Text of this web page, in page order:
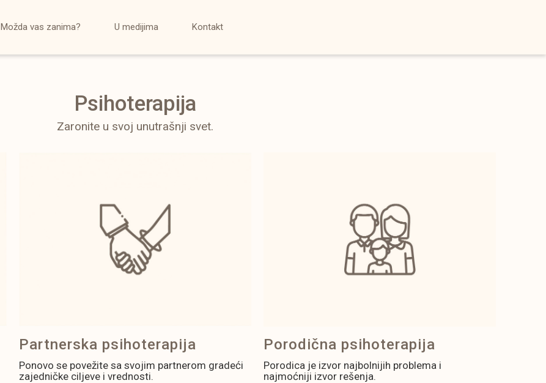
Možda vas zanima? U medijima Kontakt
Psihoterapija
Zaronite u svoj unutrašnji svet.
Partnerska psihoterapija
Ponovo se povežite sa svojim partnerom gradeći
zajedničke ciljeve i vrednosti.
Porodična psihoterapija
Porodica je izvor najbolnijih problema i
najmoćniji izvor rešenja.